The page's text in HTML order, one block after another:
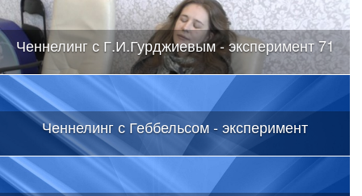
Ченнелинг с Г.И.Гурджиевым - эксперимент 71
Ченнелинг с Геббельсом - эксперимент